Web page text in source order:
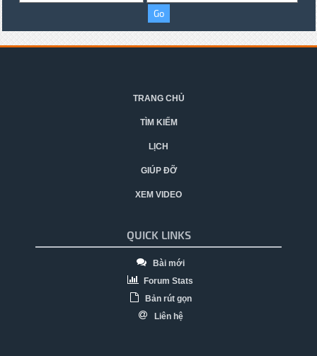
TRANG CHỦ
TÌM KIẾM
LỊCH
GIÚP ĐỠ
XEM VIDEO
QUICK LINKS
Bài mới
Forum Stats
Bản rút gọn
Liên hệ